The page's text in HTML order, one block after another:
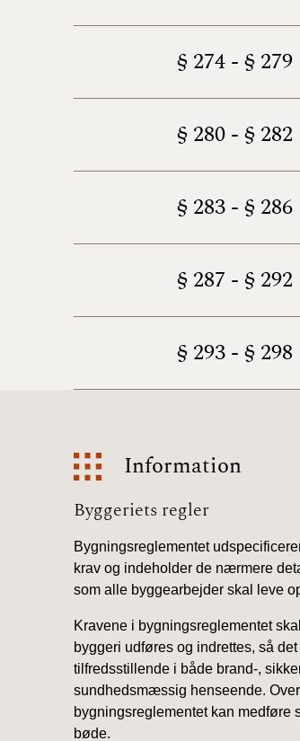
§ 274 - § 279
§ 280 - § 282
§ 283 - § 286
§ 287 - § 292
§ 293 - § 298
Information
Information
Byggeriets regler
Bygningsreglementet
krav og indeholder de nærmere
som alle byggearbejder skal leve
Kravene i bygningsreglementet
byggeri udføres og indrettes, så det
tilfredsstillende i både brand-,
sundhedsmæssig henseende.
bygningsreglementet kan medføre
bøde.